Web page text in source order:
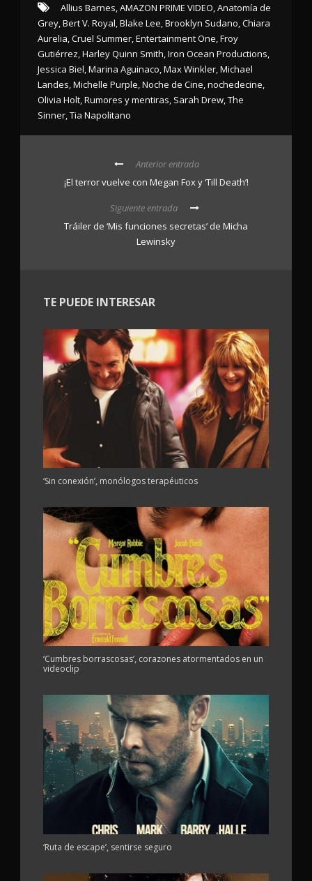
Allius Barnes,AMAZON PRIME VIDEO,Anatomía de
Grey,Bert V. Royal,Blake Lee,Brooklyn Sudano,Chiara
Aurelia,Cruel Summer,Entertainment One,Froy
Gutiérrez,Harley Quinn Smith,Iron Ocean Productions,
Jessica Biel,Marina Aguinaco,Max Winkler,Michael
Landes,Michelle Purple,Noche de Cine,nochedecine,
Olivia Holt,Rumores y mentiras, Sarah Drew,The
Sinner,Tia Napolitano
Anterior entrada
¡El terror vuelve con Megan Fox y ‘Till Death’!
Siguiente entrada
Tráiler de ‘Mis funciones secretas’ de Micha
Lewinsky
TE PUEDE INTERESAR
‘Sin conexión’, monólogos terapéuticos
‘Cumbres borrascosas’, corazones atormentados en un
videoclip
‘Ruta de escape’, sentirse seguro